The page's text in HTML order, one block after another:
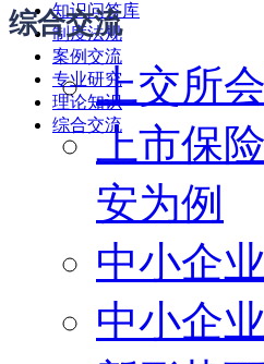
知识问答库
制度法规
案例交流
专业研究
理论知识
综合交流
综合交流
上交所
上市保
安为例
中小企
中小企